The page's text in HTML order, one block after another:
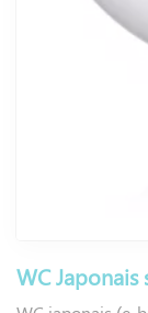
WC Japonais